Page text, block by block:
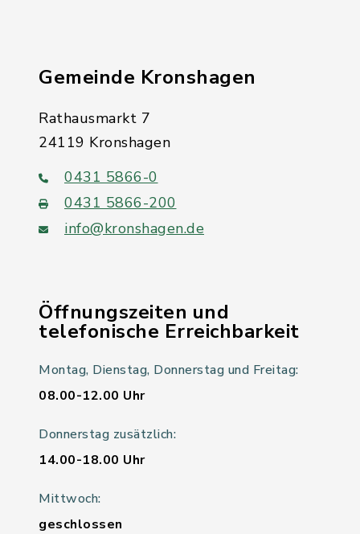
Gemeinde Kronshagen
Rathausmarkt 7
24119 Kronshagen
0431 5866-0
0431 5866-200
info@kronshagen.de
Öffnungszeiten und
telefonische Erreichbarkeit
Montag, Dienstag, Donnerstag und Freitag:
08.00-12.00 Uhr
Donnerstag zusätzlich:
14.00-18.00 Uhr
Mittwoch:
geschlossen